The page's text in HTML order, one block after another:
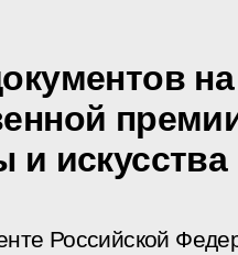
и искусства
Российской